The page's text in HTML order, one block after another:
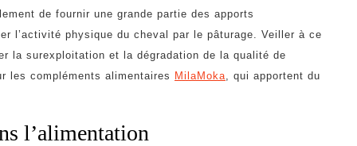
de fournir une grande partie des apports
l’activité physique du cheval par le pâturage. Veiller à ce
la surexploitation et la dégradation de la qualité de
les compléments alimentaires MilaMoka , qui apportent du
l’alimentation